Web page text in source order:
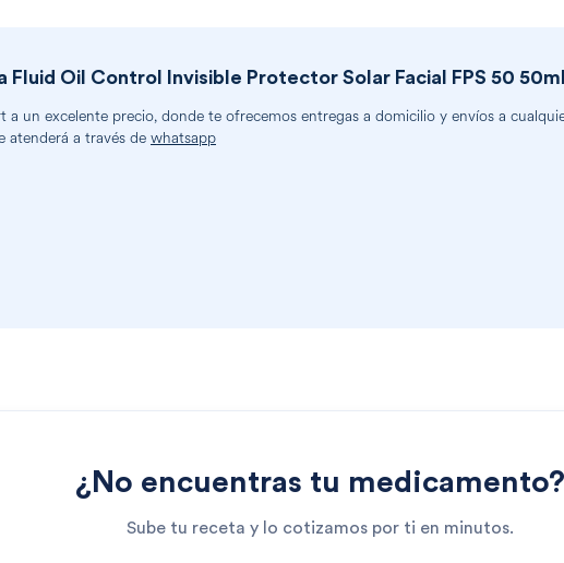
Fluid Oil Control Invisible Protector Solar Facial FPS 50
a un excelente precio, donde te ofrecemos entregas a domicilio y envíos a
atenderá a través de whatsapp
¿No encuentras tu medicamento?
Sube tu receta y lo cotizamos por ti en minutos.